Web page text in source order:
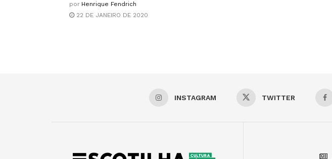
por Henrique Fendrich
22 DE JANEIRO DE 2020
INSTAGRAM TWITTER